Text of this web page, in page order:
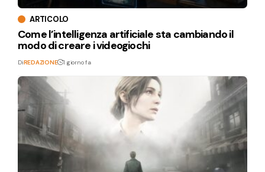
ARTICOLO
Come l’intelligenza artificiale sta cambiando il
modo di creare i videogiochi
DiREDAZIONE 1 giorno fa